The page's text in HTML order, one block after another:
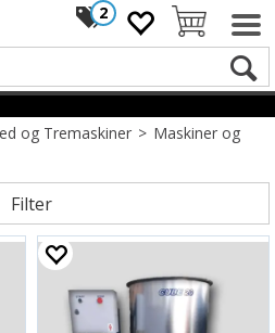
2
og Tremaskiner>Maskiner og
Filter